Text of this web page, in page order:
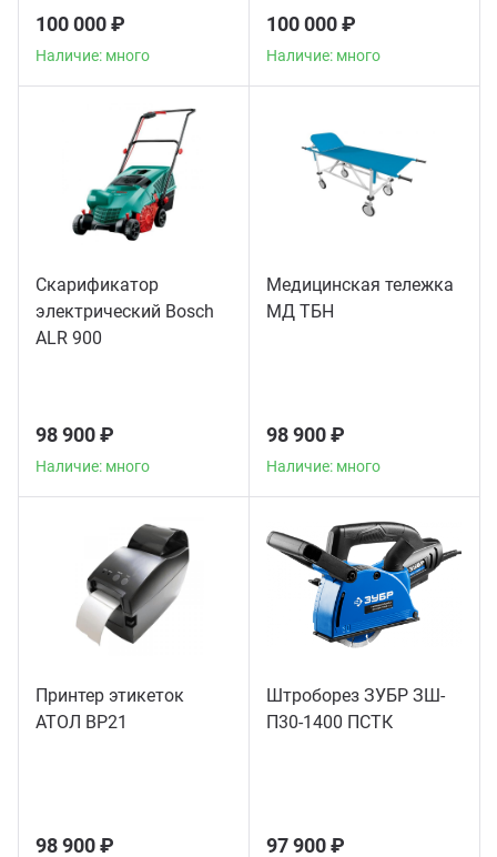
100 000 ₽
Наличие: много
100 000 ₽
Наличие: много
Скарификатор
электрический Bosch
ALR 900
98 900 ₽
Наличие: много
Медицинская тележка
МД ТБН
98 900 ₽
Наличие: много
Принтер этикеток
АТОЛ BP21
98 900 ₽
Штроборез ЗУБР ЗШ-
П30-1400 ПСТК
97 900 ₽